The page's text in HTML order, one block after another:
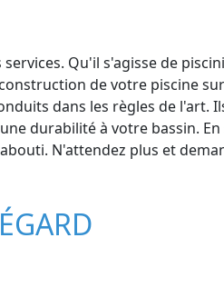
Qu'il s'agisse de
de votre piscine
dans les règles de l'art.
durabilité à votre bassin.
N'attendez plus et